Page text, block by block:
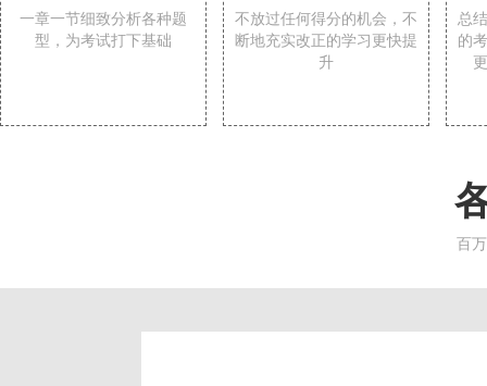
一章一节细致分析各种题
型，为考试打下基础
不放过任何得分的机会，不
断地充实改正的学习更快提
升
总
的
百